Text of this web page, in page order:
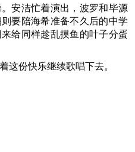
安洁忙着演出，波罗和毕源
要陪海希准备不久后的中学
给同样趁乱摸鱼的叶子分蛋
这份快乐继续歌唱下去。